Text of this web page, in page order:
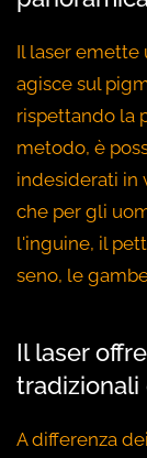
Il laser emette
agisce sul
rispettando la
metodo, è
indesiderati in
che per gli
l'inguine, il
seno, le
Il laser
tradizionali
A differenza